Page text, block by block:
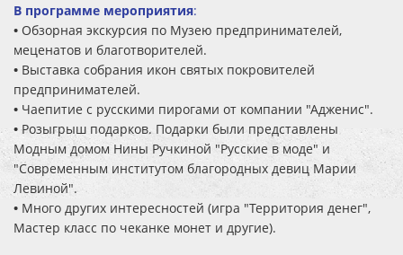
В программе мероприятия:
• Обзорная экскурсия по Музею предпринимателей,
меценатов и благотворителей.
• Выставка собрания икон святых покровителей
предпринимателей.
• Чаепитие с русскими пирогами от компании "Адженис".
•Розыгрыш подарков. Подарки были представлены
Модным домом Нины Ручкиной "Русские в моде" и
"Современным институтом благородных девиц Марии
Левиной".
• Много других интересностей (игра "Территория денег",
Мастер класс по чеканке монет и другие).